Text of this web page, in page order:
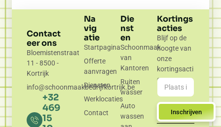
Contact
eer ons
Bloemistenstraat
11 - 8500 -
Kortrijk
info@schoonmaakbedrijfkortrijk.be
+32
469
15
Na
vig
atie
Startpagina
Offerte
aanvragen
Diensten
Werklocaties
Contact
Die
nst
en
Schoonmaak
van
Kantoren
Ruiten
wasser
Auto
wassen
Kortings
acties
Blijf op de
hoogte van
onze
kortingsacti
es.
Inschrijven